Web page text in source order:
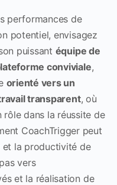
performances de
potentiel, envisagez
puissant équipe de
conviviale,
orienté vers un
transparent, où
dans la réussite de
CoachTrigger peut
et la productivité de
vers
et la réalisation de